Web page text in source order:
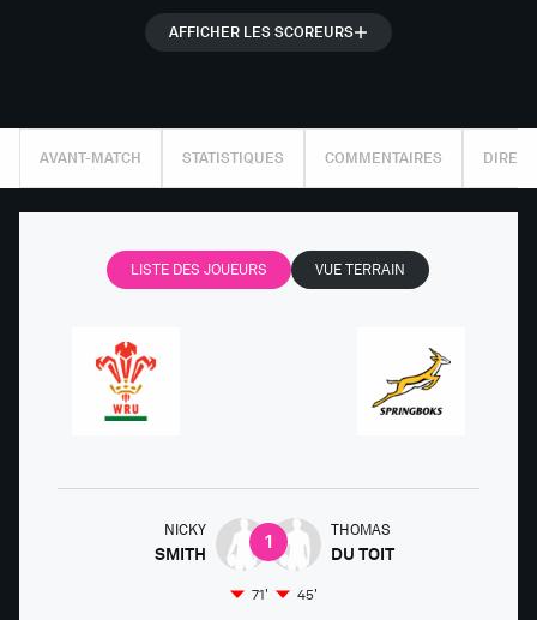
AFFICHER LES SCOREURS
AVANT-MATCH STATISTIQUES COMMENTAIRES DIRECT
LISTE DES JOUEURS VUE TERRAIN
NICKY
SMITH
71'
1 THOMAS
DU TOIT
45'